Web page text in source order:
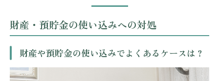
財産・預貯金の使い込みへの対処
財産や預貯金の使い込みでよくあるケースは？